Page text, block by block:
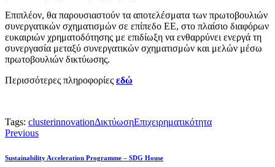
Επιπλέον, θα παρουσιαστούν τα αποτελέσματα των πρωτοβουλιών
συνεργατικών σχηματισμών σε επίπεδο ΕΕ, στο πλαίσιο διαφόρων
ευκαιριών χρηματοδότησης με επιδίωξη να ενθαρρύνει ενεργά τη
συνεργασία μεταξύ συνεργατικών σχηματισμών και μελών μέσω
πρωτοβουλιών δικτύωσης.
Περισσότερες πληροφορίες εδώ
Tags: clusterinnovationΔικτύωσηΕπιχειρηματικότητα
Πλοήγηση
άρθρων
Previous
Sustainability Acceleration Programme – SDG House